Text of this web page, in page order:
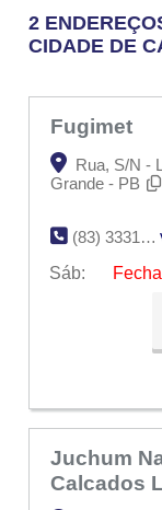
2
CIDADE DE
Fugimet
Rua, S/N -
Grande - PB
(83) 3331-4524
Sáb:
Juchum
Calcados